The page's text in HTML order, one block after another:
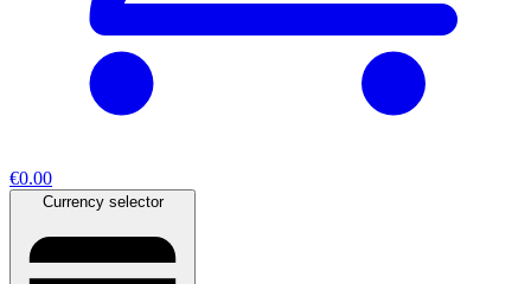
€0.00
Currency selector